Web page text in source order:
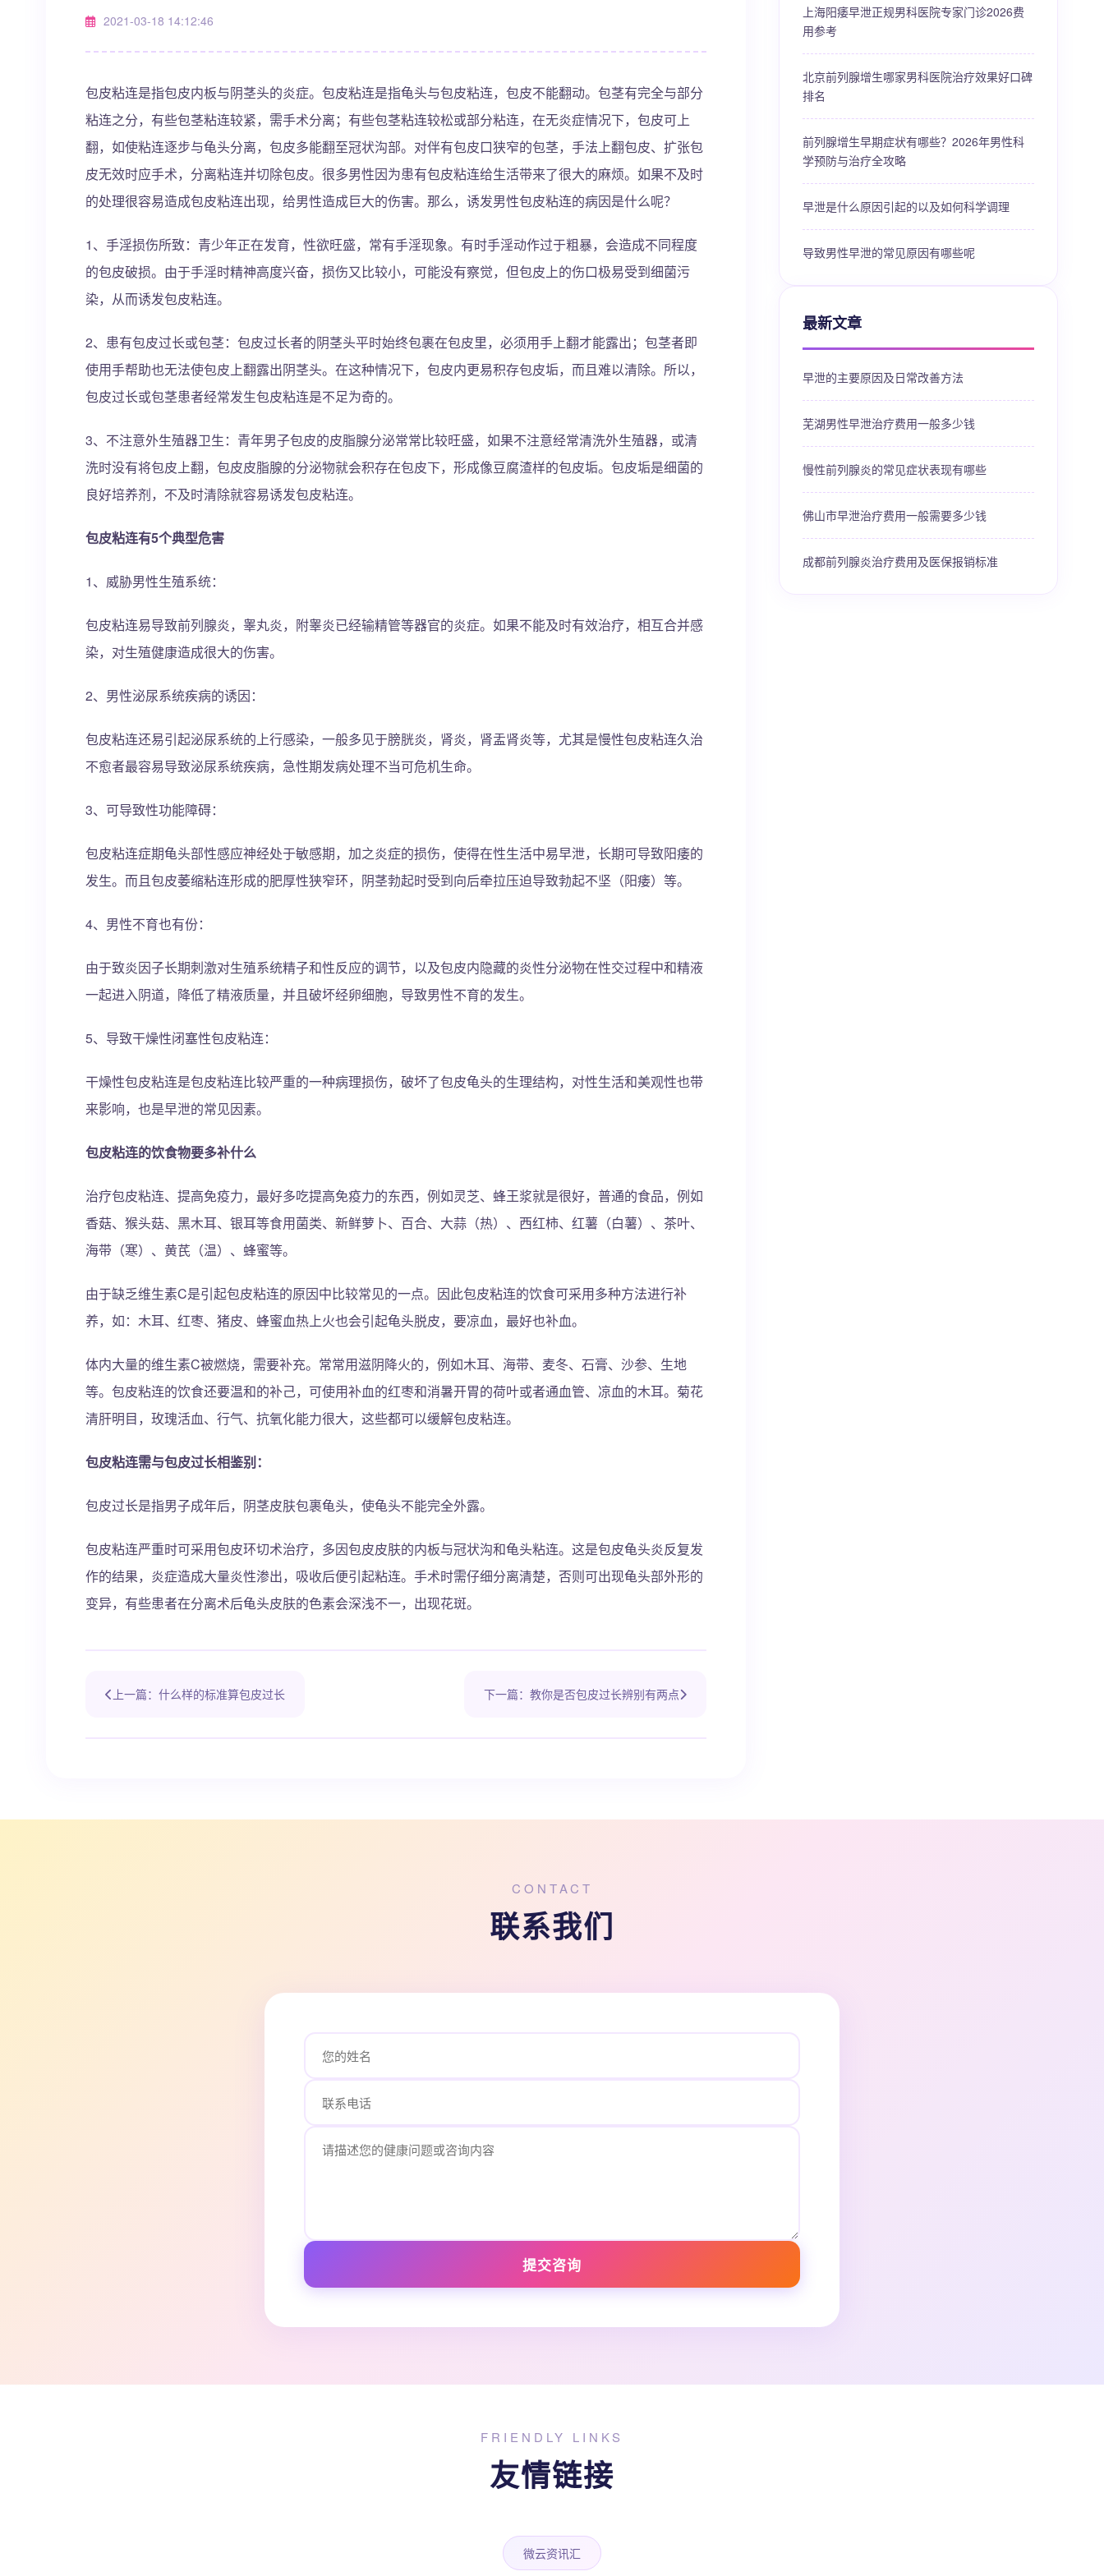
2021-03-18 14:12:46
包皮粘连是指包皮内板与阴茎头的炎症。包皮粘连是指龟头与包皮粘连，包皮不能翻动。包茎有完全与部分
粘连之分，有些包茎粘连较紧，需手术分离；有些包茎粘连较松或部分粘连，在无炎症情况下，包皮可上
翻，如使粘连逐步与龟头分离，包皮多能翻至冠状沟部。对伴有包皮口狭窄的包茎，手法上翻包皮、扩张包
皮无效时应手术，分离粘连并切除包皮。很多男性因为患有包皮粘连给生活带来了很大的麻烦。如果不及时
的处理很容易造成包皮粘连出现，给男性造成巨大的伤害。那么，诱发男性包皮粘连的病因是什么呢？
1、手淫损伤所致：青少年正在发育，性欲旺盛，常有手淫现象。有时手淫动作过于粗暴，会造成不同程度
的包皮破损。由于手淫时精神高度兴奋，损伤又比较小，可能没有察觉，但包皮上的伤口极易受到细菌污
染，从而诱发包皮粘连。
2、患有包皮过长或包茎：包皮过长者的阴茎头平时始终包裹在包皮里，必须用手上翻才能露出；包茎者即
使用手帮助也无法使包皮上翻露出阴茎头。在这种情况下，包皮内更易积存包皮垢，而且难以清除。所以，
包皮过长或包茎患者经常发生包皮粘连是不足为奇的。
3、不注意外生殖器卫生：青年男子包皮的皮脂腺分泌常常比较旺盛，如果不注意经常清洗外生殖器，或清
洗时没有将包皮上翻，包皮皮脂腺的分泌物就会积存在包皮下，形成像豆腐渣样的包皮垢。包皮垢是细菌的
良好培养剂，不及时清除就容易诱发包皮粘连。
包皮粘连有5个典型危害
1、威胁男性生殖系统：
包皮粘连易导致前列腺炎，睾丸炎，附睾炎已经输精管等器官的炎症。如果不能及时有效治疗，相互合并感
染，对生殖健康造成很大的伤害。
2、男性泌尿系统疾病的诱因：
包皮粘连还易引起泌尿系统的上行感染，一般多见于膀胱炎，肾炎，肾盂肾炎等，尤其是慢性包皮粘连久治
不愈者最容易导致泌尿系统疾病，急性期发病处理不当可危机生命。
3、可导致性功能障碍：
包皮粘连症期龟头部性感应神经处于敏感期，加之炎症的损伤，使得在性生活中易早泄，长期可导致阳痿的
发生。而且包皮萎缩粘连形成的肥厚性狭窄环，阴茎勃起时受到向后牵拉压迫导致勃起不坚（阳痿）等。
4、男性不育也有份：
由于致炎因子长期刺激对生殖系统精子和性反应的调节，以及包皮内隐藏的炎性分泌物在性交过程中和精液
一起进入阴道，降低了精液质量，并且破坏经卵细胞，导致男性不育的发生。
5、导致干燥性闭塞性包皮粘连：
干燥性包皮粘连是包皮粘连比较严重的一种病理损伤，破坏了包皮龟头的生理结构，对性生活和美观性也带
来影响，也是早泄的常见因素。
包皮粘连的饮食物要多补什么
治疗包皮粘连、提高免疫力，最好多吃提高免疫力的东西，例如灵芝、蜂王浆就是很好，普通的食品，例如
香菇、猴头菇、黑木耳、银耳等食用菌类、新鲜萝卜、百合、大蒜（热）、西红柿、红薯（白薯）、茶叶、
海带（寒）、黄芪（温）、蜂蜜等。
由于缺乏维生素C是引起包皮粘连的原因中比较常见的一点。因此包皮粘连的饮食可采用多种方法进行补
养，如：木耳、红枣、猪皮、蜂蜜血热上火也会引起龟头脱皮，要凉血，最好也补血。
体内大量的维生素C被燃烧，需要补充。常常用滋阴降火的，例如木耳、海带、麦冬、石膏、沙参、生地
等。包皮粘连的饮食还要温和的补己，可使用补血的红枣和消暑开胃的荷叶或者通血管、凉血的木耳。菊花
清肝明目，玫瑰活血、行气、抗氧化能力很大，这些都可以缓解包皮粘连。
包皮粘连需与包皮过长相鉴别：
包皮过长是指男子成年后，阴茎皮肤包裹龟头，使龟头不能完全外露。
包皮粘连严重时可采用包皮环切术治疗，多因包皮皮肤的内板与冠状沟和龟头粘连。这是包皮龟头炎反复发
作的结果，炎症造成大量炎性渗出，吸收后便引起粘连。手术时需仔细分离清楚，否则可出现龟头部外形的
变异，有些患者在分离术后龟头皮肤的色素会深浅不一，出现花斑。
上一篇：什么样的标准算包皮过长 下一篇：教你是否包皮过长辨别有两点
上海阳痿早泄正规男科医院专家门诊2026费
用参考
北京前列腺增生哪家男科医院治疗效果好口碑
排名
前列腺增生早期症状有哪些？2026年男性科
学预防与治疗全攻略
早泄是什么原因引起的以及如何科学调理
导致男性早泄的常见原因有哪些呢
最新文章
早泄的主要原因及日常改善方法
芜湖男性早泄治疗费用一般多少钱
慢性前列腺炎的常见症状表现有哪些
佛山市早泄治疗费用一般需要多少钱
成都前列腺炎治疗费用及医保报销标准
CONTACT
联系我们
提交咨询
FRIENDLY LINKS
友情链接
微云资讯汇